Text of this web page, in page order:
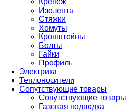
Крепёж
Изолента
Стяжки
Хомуты
Кронштейны
Болты
Гайки
Профиль
Электрика
Теплоносители
Сопутствующие товары
Сопутствующие товары
Газовая подводка